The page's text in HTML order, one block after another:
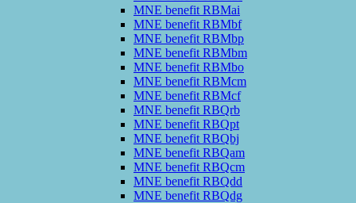
MNE benefit RBMai
MNE benefit RBMbf
MNE benefit RBMbp
MNE benefit RBMbm
MNE benefit RBMbo
MNE benefit RBMcm
MNE benefit RBMcf
MNE benefit RBQrb
MNE benefit RBQpt
MNE benefit RBQbj
MNE benefit RBQam
MNE benefit RBQcm
MNE benefit RBQdd
MNE benefit RBQdg